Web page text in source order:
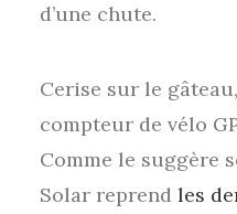
d’une chute.
Cerise sur le
compteur de vélo
Comme le suggère
Solar reprend les